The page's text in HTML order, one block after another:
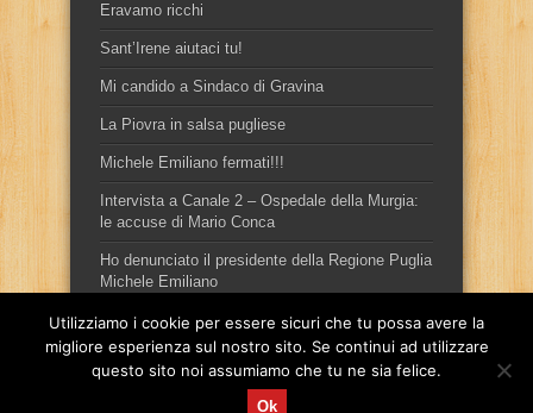
Eravamo ricchi
Sant’Irene aiutaci tu!
Mi candido a Sindaco di Gravina
La Piovra in salsa pugliese
Michele Emiliano fermati!!!
Intervista a Canale 2 – Ospedale della Murgia:
le accuse di Mario Conca
Ho denunciato il presidente della Regione Puglia
Michele Emiliano
Sito ufficiale del candidato sindaco, per la città di Gravina in
Utilizziamo i cookie per essere sicuri che tu possa avere la
migliore esperienza sul nostro sito. Se continui ad utilizzare
questo sito noi assumiamo che tu ne sia felice.
Ok